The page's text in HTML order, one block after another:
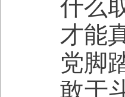
什么
才能
党脚
敢于